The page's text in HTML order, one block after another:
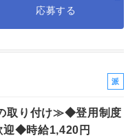
応募する
派
社
取り付け≫◆登用制度
◆時給1,420円